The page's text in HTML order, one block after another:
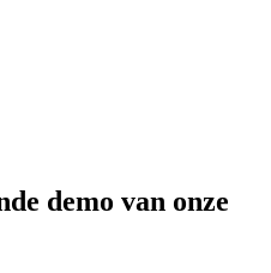
demo van onze